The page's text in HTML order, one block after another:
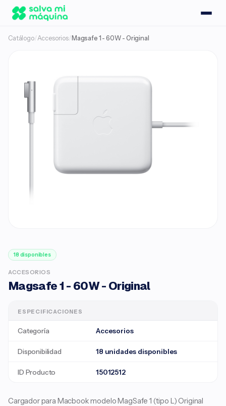
Catálogo/Accesorios/ Magsafe 1 - 60W - Original
18 disponibles
ACCESORIOS
Magsafe 1 - 60W - Original
ESPECIFICACIONES
Categoría Accesorios
Disponibilidad 18 unidades disponibles
ID Producto 15012512
Cargador para Macbook modelo MagSafe 1 (tipo L) Original